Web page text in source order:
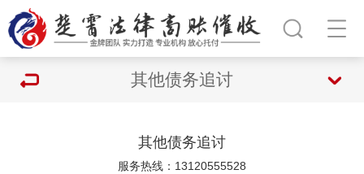
其他债务追讨
其他债务追讨
服务热线：13120555528